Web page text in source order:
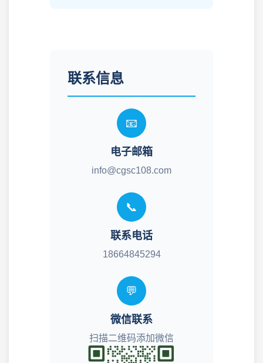
联系信息
📧
电子邮箱
info@cgsc108.com
📞
联系电话
18664845294
💬
微信联系
扫描二维码添加微信